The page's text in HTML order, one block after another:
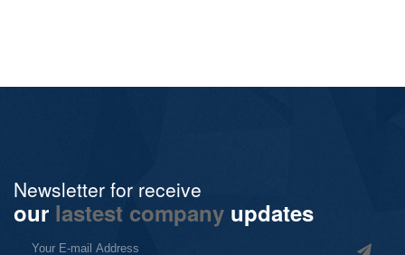
Newsletter for receive
our lastest company updates